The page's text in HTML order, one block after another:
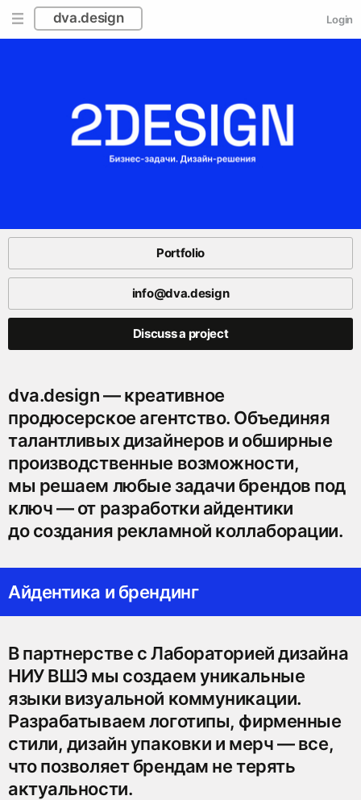
dva.design Login
Portfolio
info@dva.design
Discuss a project
dva.design — креативное
продюсерское агентство. Объединяя
талантливых дизайнеров и обширные
производственные возможности,
мы решаем любые задачи брендов под
ключ — от разработки айдентики
до создания рекламной коллаборации.
Айдентика и брендинг
В партнерстве с Лабораторией дизайна
НИУ ВШЭ мы создаем уникальные
языки визуальной коммуникации.
Разрабатываем логотипы, фирменные
стили, дизайн упаковки и мерч — все,
что позволяет брендам не терять
актуальности.